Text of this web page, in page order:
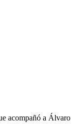
acompañó a Álvaro